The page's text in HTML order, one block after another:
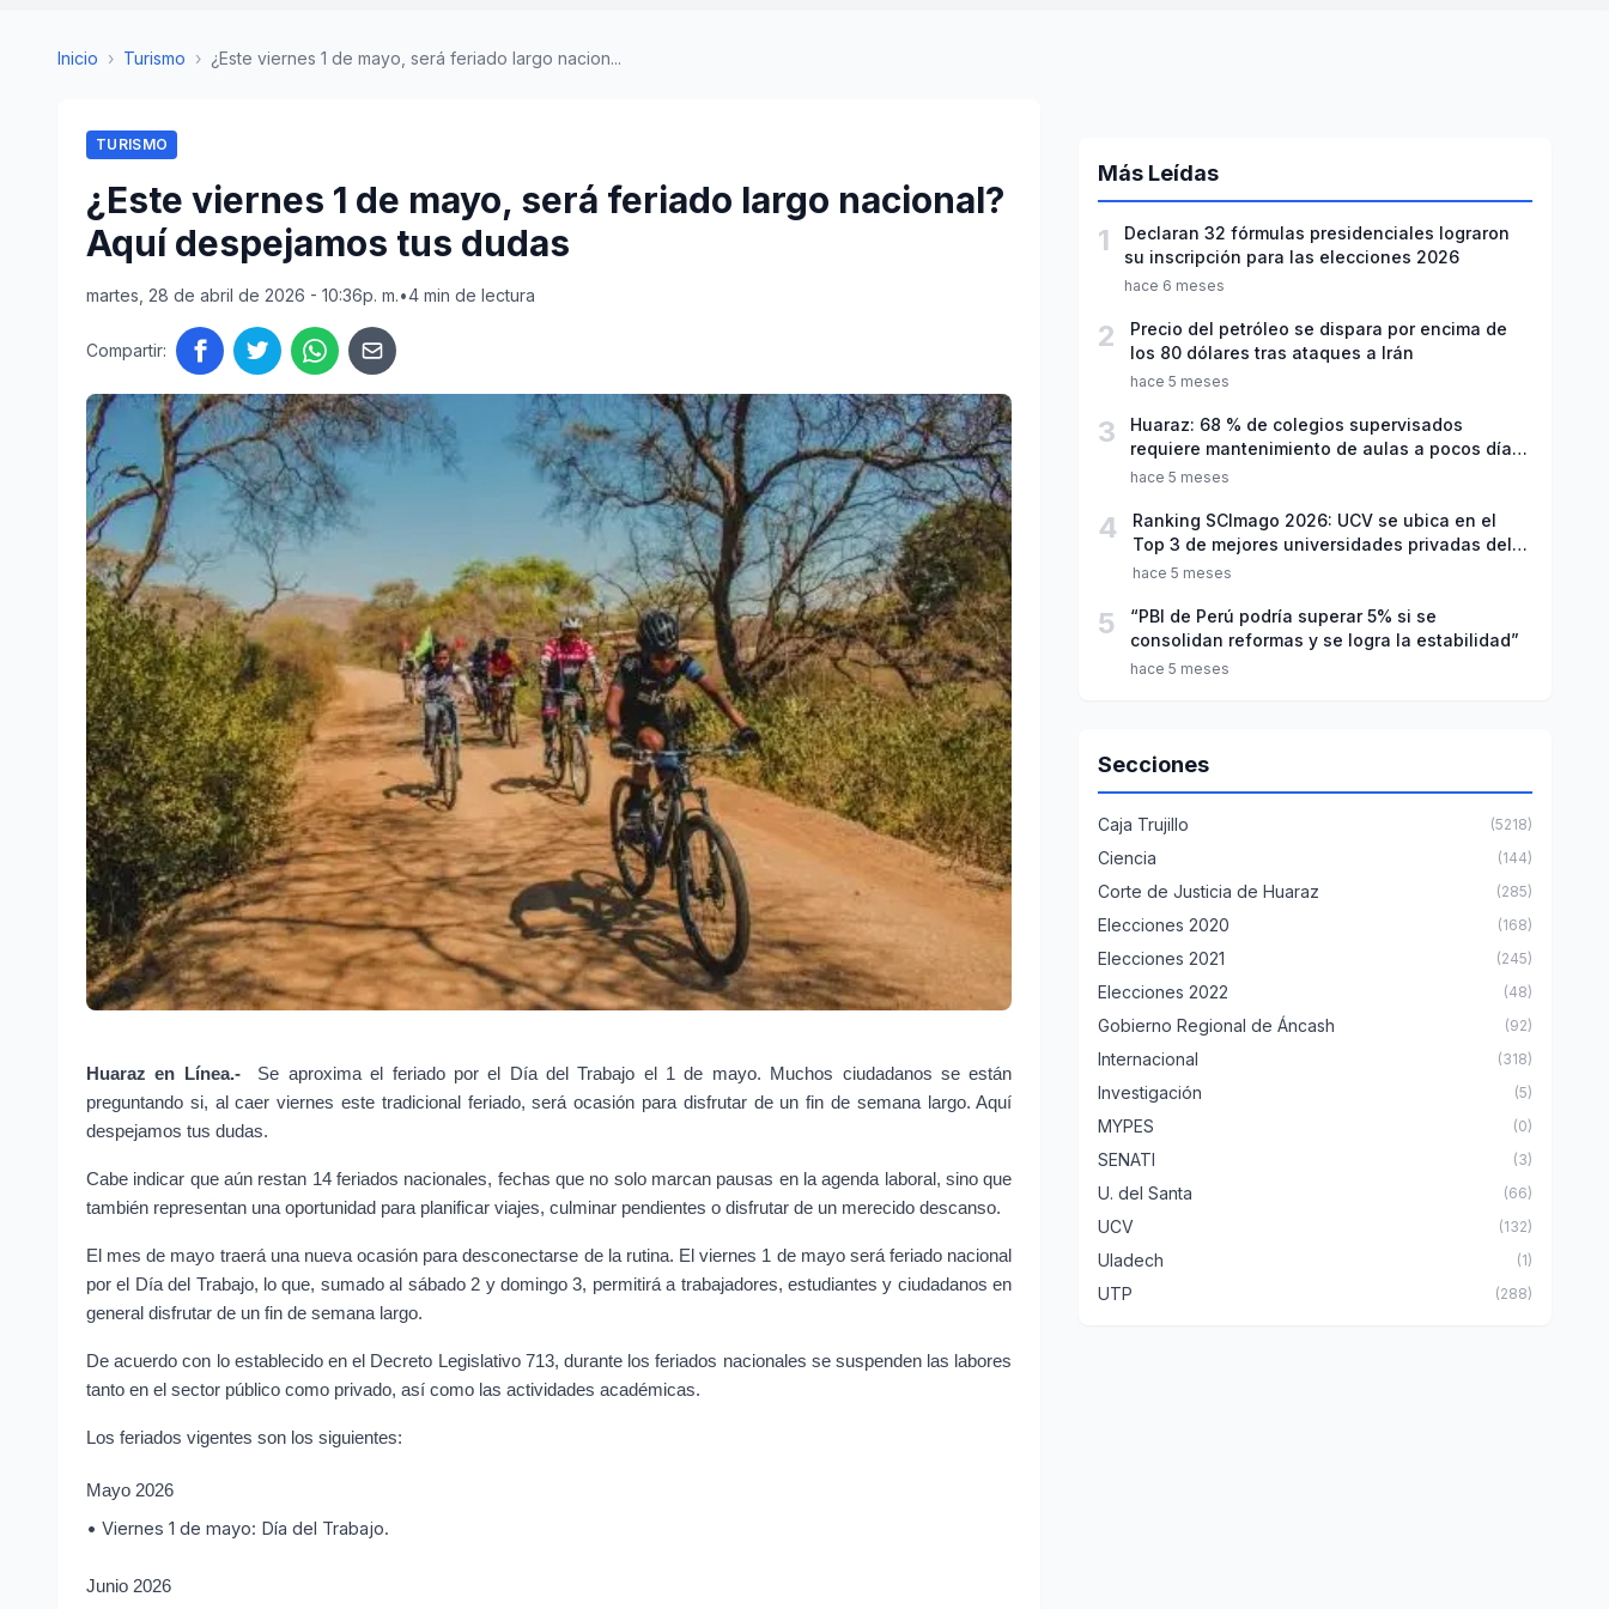
Inicio › Turismo › ¿Este viernes 1 de mayo, será feriado largo nacion...
TURISMO
¿Este viernes 1 de mayo, será feriado largo nacional?
Aquí despejamos tus dudas
martes, 28 de abril de 2026 - 10:36p. m.•4 min de lectura
Compartir:
Huaraz en Línea.-
Se aproxima el feriado por el Día del Trabajo el 1 de mayo. Muchos ciudadanos se están
preguntando si, al caer viernes este tradicional feriado, será ocasión para disfrutar de un fin de semana largo. Aquí
despejamos tus dudas.
Cabe indicar que aún restan 14 feriados nacionales, fechas que no solo marcan pausas en la agenda laboral, sino que
también representan una oportunidad para planificar viajes, culminar pendientes o disfrutar de un merecido descanso.
El mes de mayo traerá una nueva ocasión para desconectarse de la rutina. El viernes 1 de mayo será feriado nacional
por el Día del Trabajo, lo que, sumado al sábado 2 y domingo 3, permitirá a trabajadores, estudiantes y ciudadanos en
general disfrutar de un fin de semana largo.
De acuerdo con lo establecido en el Decreto Legislativo 713, durante los feriados nacionales se suspenden las labores
tanto en el sector público como privado, así como las actividades académicas.
Los feriados vigentes son los siguientes:
Mayo 2026
• Viernes 1 de mayo: Día del Trabajo.
Junio 2026
Más Leídas
1
Declaran 32 fórmulas presidenciales lograron
su inscripción para las elecciones 2026
hace 6 meses
2
Precio del petróleo se dispara por encima de
los 80 dólares tras ataques a Irán
hace 5 meses
3
Huaraz: 68 % de colegios supervisados
requiere mantenimiento de aulas a pocos días
de inicio del año escolar 2026
hace 5 meses
4
Ranking SCImago 2026: UCV se ubica en el
Top 3 de mejores universidades privadas del
Perú
hace 5 meses
5
“PBI de Perú podría superar 5% si se
consolidan reformas y se logra la estabilidad”
hace 5 meses
Secciones
Caja Trujillo (5218)
Ciencia (144)
Corte de Justicia de Huaraz (285)
Elecciones 2020 (168)
Elecciones 2021 (245)
Elecciones 2022 (48)
Gobierno Regional de Áncash (92)
Internacional (318)
Investigación (5)
MYPES (0)
SENATI (3)
U. del Santa (66)
UCV (132)
Uladech (1)
UTP (288)